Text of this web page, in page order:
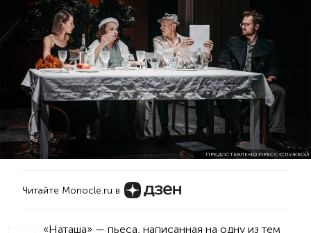
ПРЕДОСТАВЛЕНО ПРЕСС-СЛУЖБОЙ
Читайте Monocle.ru в
«Наташа» — пьеса, написанная на одну из тем